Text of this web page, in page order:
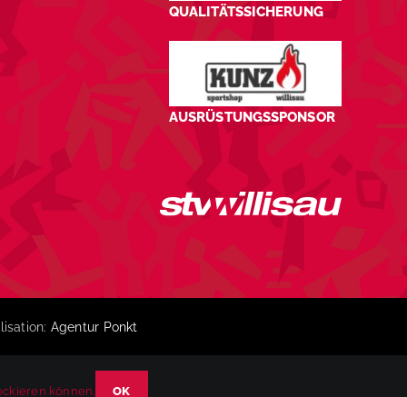
QUALITÄTSSICHERUNG
AUSRÜSTUNGSSPONSOR
Agentur Ponkt
können. OK